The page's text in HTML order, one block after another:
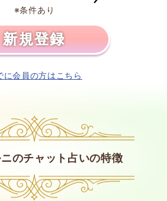
※条件あり
新規登録
に会員の方はこちら
のチャット占いの特徴